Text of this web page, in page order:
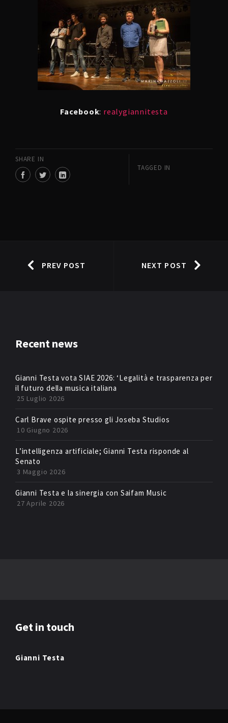
Facebook: realygiannitesta
SHARE IN
TAGGED IN
PREV POST NEXT POST
Recent news
Gianni Testa vota SIAE 2026: ‘Legalità e trasparenza per
il futuro della musica italiana
25 Luglio 2026
Carl Brave ospite presso gli Joseba Studios
10 Giugno 2026
L’intelligenza artificiale; Gianni Testa risponde al
Senato
3 Maggio 2026
Gianni Testa e la sinergia con Saifam Music
27 Aprile 2026
Get in touch
Gianni Testa